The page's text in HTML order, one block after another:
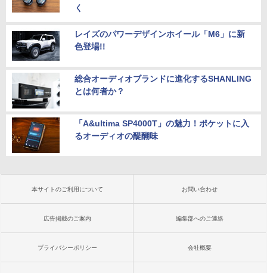
￥20,990
く
レイズのパワーデザインホイール「M6」に新
色登場!!
総合オーディオブランドに進化するSHANLING
とは何者か？
「A&ultima SP4000T」の魅力！ポケットに入
るオーディオの醍醐味
本サイトのご利用について お問い合わせ
広告掲載のご案内 編集部へのご連絡
プライバシーポリシー 会社概要